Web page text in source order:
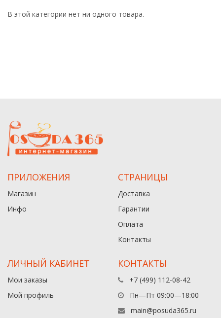
В этой категории нет ни одного товара.
ПРИЛОЖЕНИЯ
Магазин
Инфо
СТРАНИЦЫ
Доставка
Гарантии
Оплата
Контакты
ЛИЧНЫЙ КАБИНЕТ
Мои заказы
Мой профиль
КОНТАКТЫ
+7 (499) 112-08-42
Пн—Пт 09:00—18:00
main@posuda365.ru